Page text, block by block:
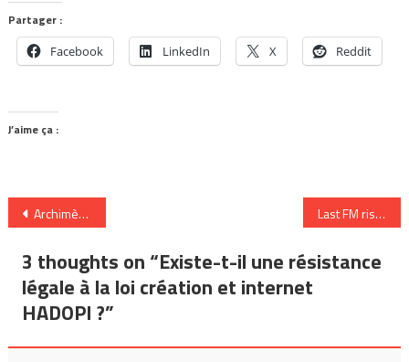
Partager :
Facebook LinkedIn X Reddit
J’aime ça :
Navigation
de
l’article
Archimède et sa pop franglo-saxonne (clip) Last FM risque de perdre de l’audience
3 thoughts on “Existe-t-il une résistance
légale à la loi création et internet
HADOPI ?”